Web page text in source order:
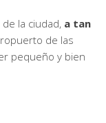
la ciudad, a tan
de las
pequeño y bien